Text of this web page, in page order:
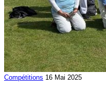
Compétitions 16 Mai 2025